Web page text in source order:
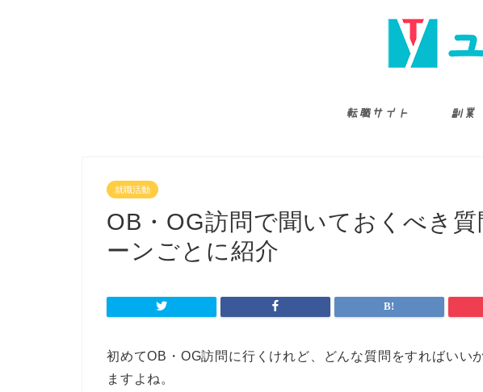
転職サイト 副業
就職活動
OB・OG訪問で聞いておくべき質
ーンごとに紹介
初めてOB・OG訪問に行くけれど、どんな質問をすればいい
ますよね。